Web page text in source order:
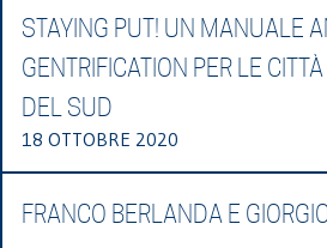
STAYING PUT! UN MANUALE
GENTRIFICATION PER LE
DEL SUD
18 OTTOBRE 2020
FRANCO BERLANDA E